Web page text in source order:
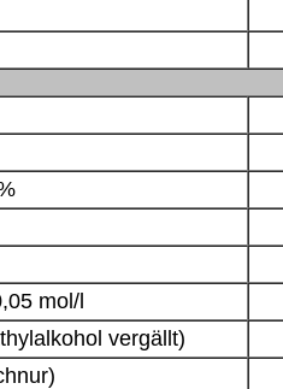
mol/l
vergällt)